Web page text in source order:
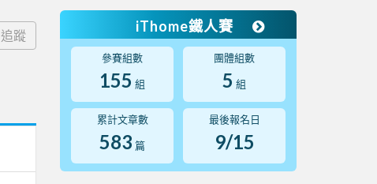
追蹤
iThome鐵人賽
參賽組數
155 組
團體組數
5 組
累計文章數
583 篇
最後報名日
9/15